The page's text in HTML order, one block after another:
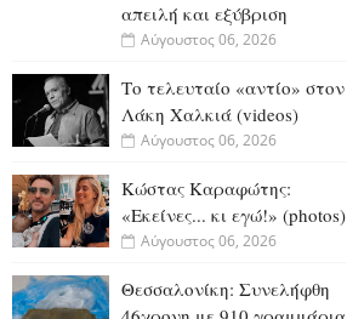
απειλή και εξύβριση
Αύγουστος 06, 2026
Το τελευταίο «αντίο» στον
Λάκη Χαλκιά (videos)
Αύγουστος 06, 2026
Κώστας Καραφώτης:
«Εκείνες... κι εγώ!» (photos)
Αύγουστος 06, 2026
Θεσσαλονίκη: Συνελήφθη